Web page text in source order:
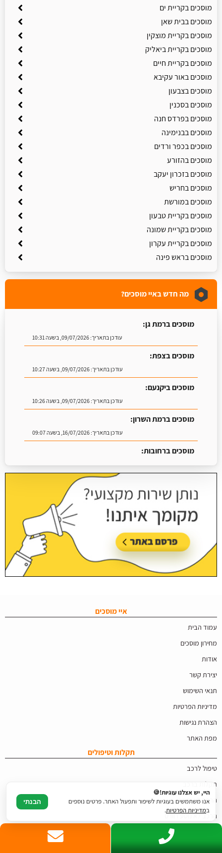
מוסכים בקריית ים
מוסכים בבית שאן
מוסכים בקריית מוצקין
מוסכים בקריית ביאליק
מוסכים בקריית חיים
מוסכים באור עקיבא
מוסכים בצבעון
מוסכים בסכנין
מוסכים בפרדס חנה
מוסכים בבנימינה
מוסכים בכפר ורדים
מוסכים בהזורע
מוסכים בזכרון יעקב
מוסכים בחריש
מוסכים במורשת
מוסכים בקריית טבעון
מוסכים בקריית שמונה
מוסכים בקריית עקרון
מוסכים בראש פינה
מה חדש באיי מוסכים?
מוסכים ברמת גן:
עודכן בתאריך:09/07/2026, בשעה 10:31
מוסכים בצפת:
עודכן בתאריך:09/07/2026, בשעה 10:27
מוסכים ביקנעם:
עודכן בתאריך:09/07/2026, בשעה 10:26
מוסכים ברמת השרון:
עודכן בתאריך:16/07/2026, בשעה 09:07
מוסכים ברחובות:
עודכן בתאריך:15/07/2026, בשעה 10:48
איי מוסכים
עמוד הבית
מחירון מוסכים
אודות
יצירת קשר
תנאי השימוש
מדיניות הפרטיות
הצהרת נגישות
מפת האתר
תקלות וטיפולים
טיפול לרכב
תקלות ברכב
הרכב לא סוחב
הרכב לא נוסע רוורס
טיפול 10000 לרכב
היי, יש אצלנו עוגיות!🍪
אנו משתמשים בעוגיות לשיפור ותפעול האתר. פרטים נוספים
במדיניות הפרטיות.
הבנתי